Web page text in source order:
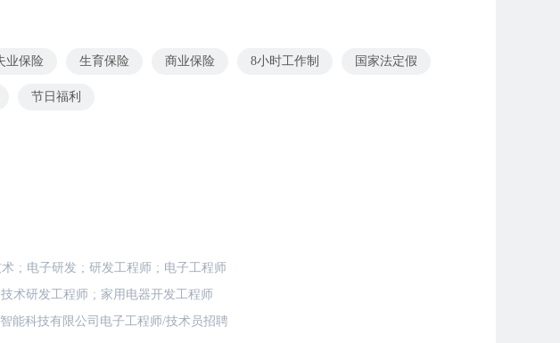
业保险 生育保险 商业保险 8小时工作制 国家法定假
节日福利
; 电子研发 ; 研发工程师 ; 电子工程师
技术研发工程师 ; 家用电器开发工程师
能科技有限公司电子工程师/技术员招聘